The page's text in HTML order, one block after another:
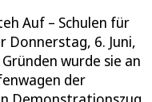
Auf – Schulen für
Donnerstag, 6. Juni,
wurde sie an
der